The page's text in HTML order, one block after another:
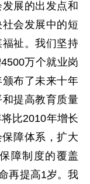
展的出发点和
会发展中的短
祉。我们坚持
万个就业岗
布了未来十年
提高教育质量
比2010年增长
障体系，扩大
障制度的覆盖
再提高1岁。我